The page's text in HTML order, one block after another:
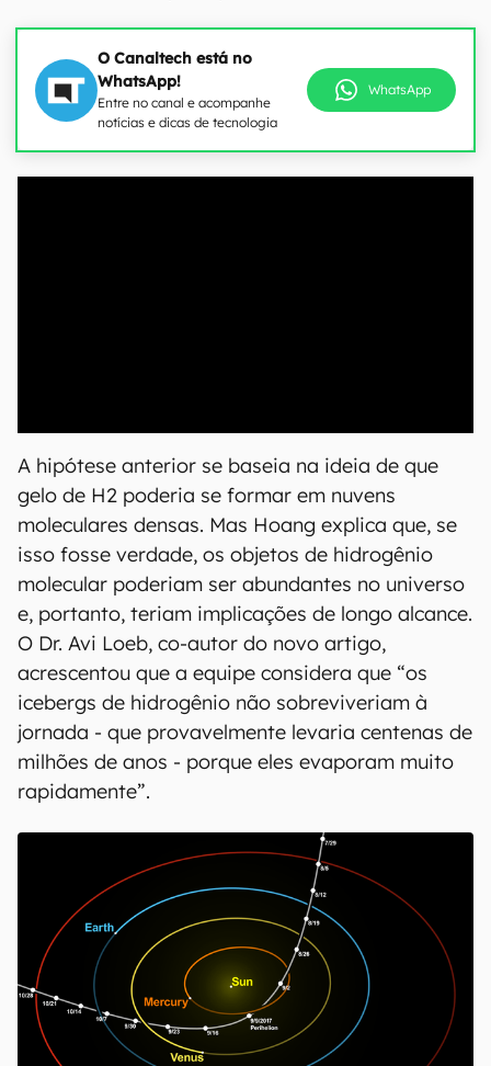
O Canaltech está no
WhatsApp!
Entre no canal e acompanhe
notícias e dicas de tecnologia
WhatsApp
A hipótese anterior se baseia na ideia de que
gelo de H2 poderia se formar em nuvens
moleculares densas. Mas Hoang explica que, se
isso fosse verdade, os objetos de hidrogênio
molecular poderiam ser abundantes no universo
e, portanto, teriam implicações de longo alcance.
O Dr. Avi Loeb, co-autor do novo artigo,
acrescentou que a equipe considera que “os
icebergs de hidrogênio não sobreviveriam à
jornada - que provavelmente levaria centenas de
milhões de anos - porque eles evaporam muito
rapidamente”.